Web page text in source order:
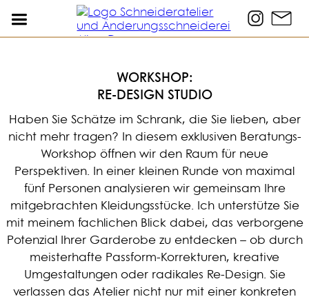
WORKSHOP:
RE-DESIGN STUDIO
Haben Sie Schätze im Schrank, die Sie lieben, aber
nicht mehr tragen? In diesem exklusiven Beratungs-
Workshop öffnen wir den Raum für neue
Perspektiven. In einer kleinen Runde von maximal
fünf Personen analysieren wir gemeinsam Ihre
mitgebrachten Kleidungsstücke. Ich unterstütze Sie
mit meinem fachlichen Blick dabei, das verborgene
Potenzial Ihrer Garderobe zu entdecken – ob durch
meisterhafte Passform-Korrekturen, kreative
Umgestaltungen oder radikales Re-Design. Sie
verlassen das Atelier nicht nur mit einer konkreten